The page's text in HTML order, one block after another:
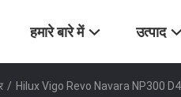
हमारे बारे में उत्पाद
/ Hilux Vigo Revo Navara NP300